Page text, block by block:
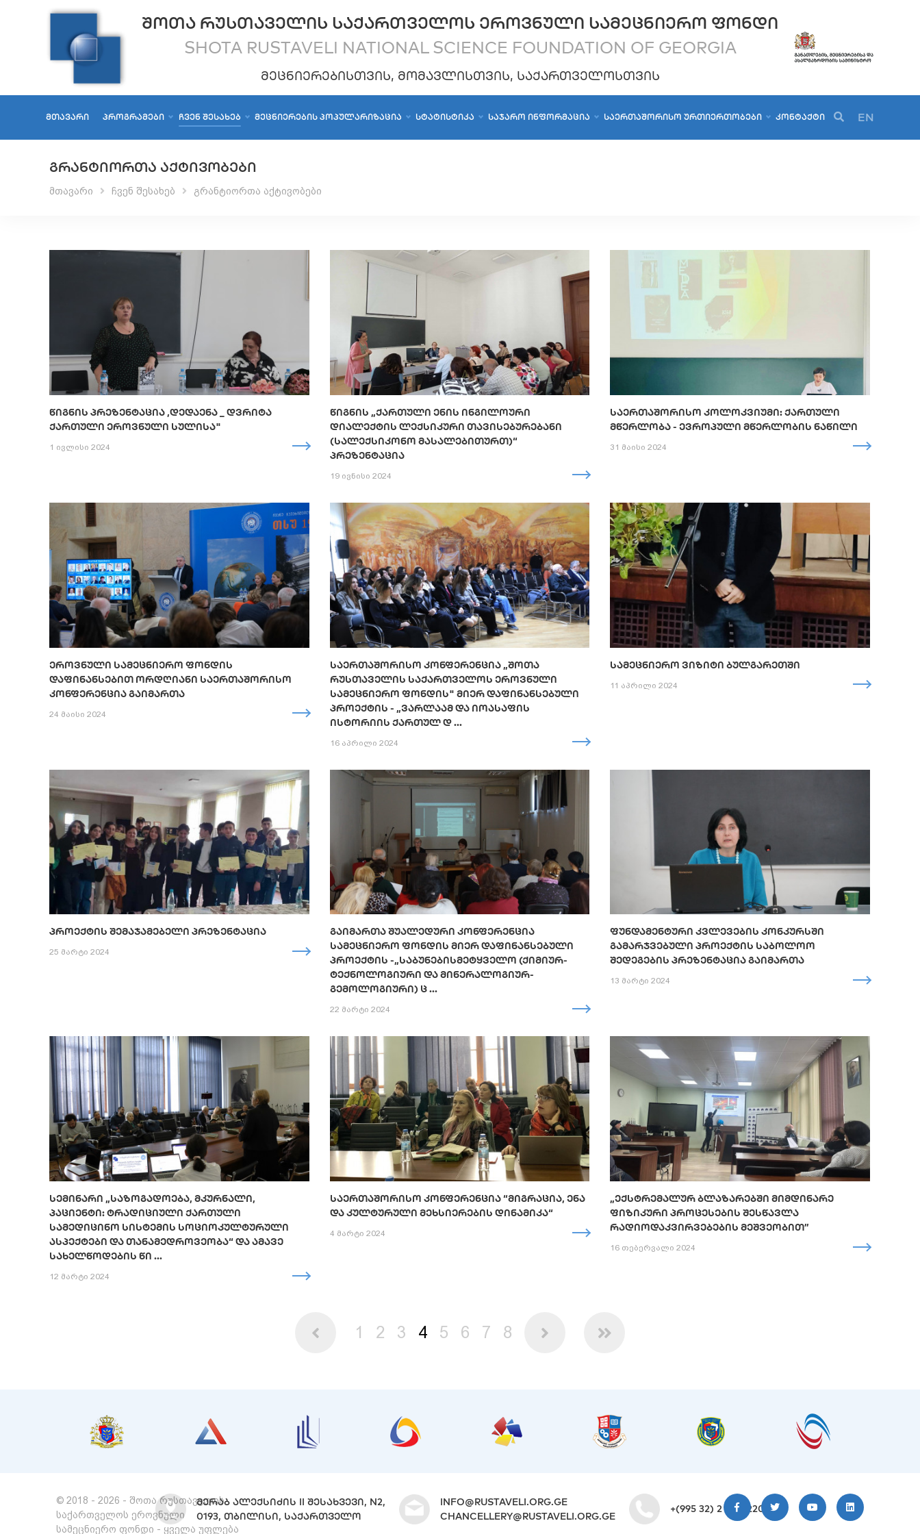
ᲨᲝᲗᲐ ᲠᲣᲡᲗᲐᲕᲔᲚᲘᲡ ᲡᲐᲥᲐᲠᲗᲕᲔᲚᲝᲡ ᲔᲠᲝᲕᲜᲣᲚᲘ ᲡᲐᲛᲔᲪᲜᲘᲔᲠᲝ ᲤᲝᲜᲓᲘ
SHOTA RUSTAVELI NATIONAL SCIENCE FOUNDATION OF GEORGIA
ᲛᲔᲪᲜᲘᲔᲠᲔᲑᲘᲡᲗᲕᲘᲡ, ᲛᲝᲛᲐᲕᲚᲘᲡᲗᲕᲘᲡ, ᲡᲐᲥᲐᲠᲗᲕᲔᲚᲝᲡᲗᲕᲘᲡ
ᲛᲗᲐᲕᲐᲠᲘ ᲞᲠᲝᲒᲠᲐᲛᲔᲑᲘ ᲩᲕᲔᲜ ᲨᲔᲡᲐᲮᲔᲑ ᲛᲔᲪᲜᲘᲔᲠᲔᲑᲘᲡ ᲞᲝᲞᲣᲚᲐᲠᲘᲖᲐᲪᲘᲐ ᲡᲢᲐᲢᲘᲡᲢᲘᲙᲐ ᲡᲐᲯᲐᲠᲝ ᲘᲜᲤᲝᲠᲛᲐᲪᲘᲐ ᲡᲐᲔᲠᲗᲐᲨᲝᲠᲘᲡᲝ ᲣᲠᲗᲘᲔᲠᲗᲝᲑᲔᲑᲘ ᲙᲝᲜᲢᲐᲥᲢᲘ EN
ᲒᲠᲐᲜᲢᲘᲝᲠᲗᲐ ᲐᲥᲢᲘᲕᲝᲑᲔᲑᲘ
მთავარი ჩვენ შესახებ გრანტიორთა აქტივობები
ᲬᲘᲒᲜᲘᲡ ᲞᲠᲔᲖᲔᲜᲢᲐᲪᲘᲐ ,ᲓᲔᲓᲐᲔᲜᲐ _ ᲓᲕᲠᲘᲢᲐ
ᲥᲐᲠᲗᲣᲚᲘ ᲔᲠᲝᲕᲜᲣᲚᲘ ᲡᲣᲚᲘᲡᲐ"
1 ივლისი 2024
ᲬᲘᲒᲜᲘᲡ „ᲥᲐᲠᲗᲣᲚᲘ ᲔᲜᲘᲡ ᲘᲜᲒᲘᲚᲝᲣᲠᲘ
ᲓᲘᲐᲚᲔᲥᲢᲘᲡ ᲚᲔᲥᲡᲘᲙᲣᲠᲘ ᲗᲐᲕᲘᲡᲔᲑᲣᲠᲔᲑᲐᲜᲘ
(ᲡᲐᲚᲔᲥᲡᲘᲙᲝᲜᲝ ᲛᲐᲡᲐᲚᲔᲑᲘᲗᲣᲠᲗ)“
ᲞᲠᲔᲖᲔᲜᲢᲐᲪᲘᲐ
19 ივნისი 2024
ᲡᲐᲔᲠᲗᲐᲨᲝᲠᲘᲡᲝ ᲙᲝᲚᲝᲙᲕᲘᲣᲛᲘ: ᲥᲐᲠᲗᲣᲚᲘ
ᲛᲬᲔᲠᲚᲝᲑᲐ - ᲔᲕᲠᲝᲞᲣᲚᲘ ᲛᲬᲔᲠᲚᲝᲑᲘᲡ ᲜᲐᲬᲘᲚᲘ
31 მაისი 2024
ᲔᲠᲝᲕᲜᲣᲚᲘ ᲡᲐᲛᲔᲪᲜᲘᲔᲠᲝ ᲤᲝᲜᲓᲘᲡ
ᲓᲐᲤᲘᲜᲐᲜᲡᲔᲑᲘᲗ ᲝᲠᲓᲦᲘᲐᲜᲘ ᲡᲐᲔᲠᲗᲐᲨᲝᲠᲘᲡᲝ
ᲙᲝᲜᲤᲔᲠᲔᲜᲪᲘᲐ ᲒᲐᲘᲛᲐᲠᲗᲐ
24 მაისი 2024
ᲡᲐᲔᲠᲗᲐᲨᲝᲠᲘᲡᲝ ᲙᲝᲜᲤᲔᲠᲔᲜᲪᲘᲐ „ᲨᲝᲗᲐ
ᲠᲣᲡᲗᲐᲕᲔᲚᲘᲡ ᲡᲐᲥᲐᲠᲗᲕᲔᲚᲝᲡ ᲔᲠᲝᲕᲜᲣᲚᲘ
ᲡᲐᲛᲔᲪᲜᲘᲔᲠᲝ ᲤᲝᲜᲓᲘᲡ" ᲛᲘᲔᲠ ᲓᲐᲤᲘᲜᲐᲜᲡᲔᲑᲣᲚᲘ
ᲞᲠᲝᲔᲥᲢᲘᲡ - „ᲕᲐᲠᲚᲐᲐᲛ ᲓᲐ ᲘᲝᲐᲡᲐᲤᲘᲡ
ᲘᲡᲢᲝᲠᲘᲘᲡ ᲥᲐᲠᲗᲣᲚ Დ ...
16 აპრილი 2024
ᲡᲐᲛᲔᲪᲜᲘᲔᲠᲝ ᲕᲘᲖᲘᲢᲘ ᲑᲣᲚᲒᲐᲠᲔᲗᲨᲘ
11 აპრილი 2024
ᲞᲠᲝᲔᲥᲢᲘᲡ ᲨᲔᲛᲐᲯᲐᲛᲔᲑᲔᲚᲘ ᲞᲠᲔᲖᲔᲜᲢᲐᲪᲘᲐ
25 მარტი 2024
ᲒᲐᲘᲛᲐᲠᲗᲐ ᲨᲣᲐᲚᲔᲓᲣᲠᲘ ᲙᲝᲜᲤᲔᲠᲔᲜᲪᲘᲐ
ᲡᲐᲛᲔᲪᲜᲘᲔᲠᲝ ᲤᲝᲜᲓᲘᲡ ᲛᲘᲔᲠ ᲓᲐᲤᲘᲜᲐᲜᲡᲔᲑᲣᲚᲘ
ᲞᲠᲝᲔᲥᲢᲘᲡ -„ᲡᲐᲑᲣᲜᲔᲑᲘᲡᲛᲔᲢᲧᲕᲔᲚᲝ (ᲥᲘᲛᲘᲣᲠ-
ᲢᲔᲥᲜᲝᲚᲝᲒᲘᲣᲠᲘ ᲓᲐ ᲛᲘᲜᲔᲠᲐᲚᲝᲒᲘᲣᲠ-
ᲒᲔᲛᲝᲚᲝᲒᲘᲣᲠᲘ) Ც ...
22 მარტი 2024
ᲤᲣᲜᲓᲐᲛᲔᲜᲢᲣᲠᲘ ᲙᲕᲚᲔᲕᲔᲑᲘᲡ ᲙᲝᲜᲙᲣᲠᲡᲨᲘ
ᲒᲐᲛᲐᲠᲯᲕᲔᲑᲣᲚᲘ ᲞᲠᲝᲔᲥᲢᲘᲡ ᲡᲐᲑᲝᲚᲝᲝ
ᲨᲔᲓᲔᲒᲔᲑᲘᲡ ᲞᲠᲔᲖᲔᲜᲢᲐᲪᲘᲐ ᲒᲐᲘᲛᲐᲠᲗᲐ
13 მარტი 2024
ᲡᲔᲛᲘᲜᲐᲠᲘ „ᲡᲐᲖᲝᲒᲐᲓᲝᲔᲑᲐ, ᲛᲙᲣᲠᲜᲐᲚᲘ,
ᲞᲐᲪᲘᲔᲜᲢᲘ: ᲢᲠᲐᲓᲘᲪᲘᲣᲚᲘ ᲥᲐᲠᲗᲣᲚᲘ
ᲡᲐᲛᲔᲓᲘᲪᲘᲜᲝ ᲡᲘᲡᲢᲔᲛᲘᲡ ᲡᲝᲪᲘᲝᲙᲣᲚᲢᲣᲠᲣᲚᲘ
ᲐᲡᲞᲔᲥᲢᲔᲑᲘ ᲓᲐ ᲗᲐᲜᲐᲛᲔᲓᲠᲝᲕᲔᲝᲑᲐ“ ᲓᲐ ᲐᲛᲐᲕᲔ
ᲡᲐᲮᲔᲚᲬᲝᲓᲔᲑᲘᲡ ᲬᲘ ...
12 მარტი 2024
ᲡᲐᲔᲠᲗᲐᲨᲝᲠᲘᲡᲝ ᲙᲝᲜᲤᲔᲠᲔᲜᲪᲘᲐ “ᲛᲘᲒᲠᲐᲪᲘᲐ, ᲔᲜᲐ
ᲓᲐ ᲙᲣᲚᲢᲣᲠᲣᲚᲘ ᲛᲔᲮᲡᲘᲔᲠᲔᲑᲘᲡ ᲓᲘᲜᲐᲛᲘᲙᲐ“
4 მარტი 2024
„ᲔᲥᲡᲢᲠᲔᲛᲐᲚᲣᲠ ᲑᲚᲐᲖᲐᲠᲔᲑᲨᲘ ᲛᲘᲛᲓᲘᲜᲐᲠᲔ
ᲤᲘᲖᲘᲙᲣᲠᲘ ᲞᲠᲝᲪᲔᲡᲔᲑᲘᲡ ᲨᲔᲡᲬᲐᲕᲚᲐ
ᲠᲐᲓᲘᲝᲓᲐᲙᲕᲘᲠᲕᲔᲑᲔᲑᲘᲡ ᲛᲔᲨᲕᲔᲝᲑᲘᲗ”
16 თებერვალი 2024
1 2 3 4 5 6 7 8
© 2018 - 2026 - შოთა რუსთაველის
საქართველოს ეროვნული
სამეცნიერო ფონდი - ყველა უფლება
ᲛᲔᲠᲐᲑ ᲐᲚᲔᲥᲡᲘᲫᲘᲡ II ᲨᲔᲡᲐᲮᲕᲔᲕᲘ, N2,
0193, ᲗᲑᲘᲚᲘᲡᲘ, ᲡᲐᲥᲐᲠᲗᲕᲔᲚᲝ
INFO@RUSTAVELI.ORG.GE
CHANCELLERY@RUSTAVELI.ORG.GE
+(995 32) 2 200 220